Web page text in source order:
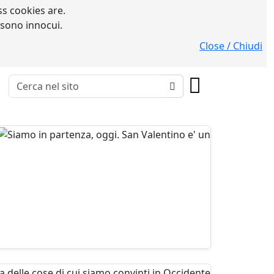
cookies are.
innocui.
Close / Chiudi